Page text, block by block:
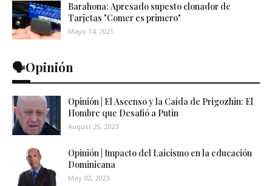
Barahona: Apresado supesto clonador de
Tarjetas "Comer es primero"
Mayo 14, 2021
🗣️Opinión
Opinión | El Ascenso y la Caída de Prigozhin: El
Hombre que Desafió a Putin
August 25, 2023
Opinión | Impacto del Laicismo en la educación
Dominicana
May 02, 2023